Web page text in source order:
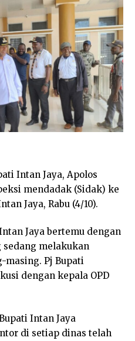
Intan Jaya, Apolos
mendadak (Sidak) ke
Jaya, Rabu (4/10).
Jaya bertemu dengan
sedang melakukan
Pj Bupati
dengan kepala OPD
Intan Jaya
di setiap dinas telah